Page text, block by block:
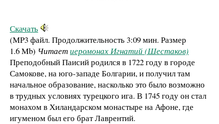
Скачать
(MP3 файл. Продолжительность 3:09 мин. Размер
1.6 Mb) Читаетиеромонах Игнатий (Шестаков)
Преподобный Паисий родился в 1722 году в городе
Самокове, на юго-западе Болгарии, и получил там
начальное образование, насколько это было возможно
в трудных условиях турецкого ига. В 1745 году он стал
монахом в Хиландарском монастыре на Афоне, где
игуменом был его брат Лаврентий.